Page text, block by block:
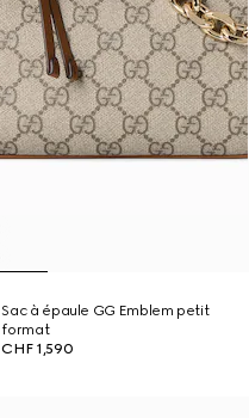
Sac à épaule GG Emblem petit
format
CHF 1,590